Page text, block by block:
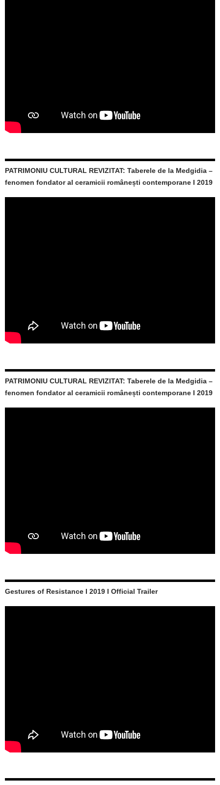
PATRIMONIU CULTURAL REVIZITAT: Taberele de la Medgidia –
fenomen fondator al ceramicii românești contemporane I 2019
PATRIMONIU CULTURAL REVIZITAT: Taberele de la Medgidia –
fenomen fondator al ceramicii românești contemporane I 2019
Gestures of Resistance I 2019 I Official Trailer